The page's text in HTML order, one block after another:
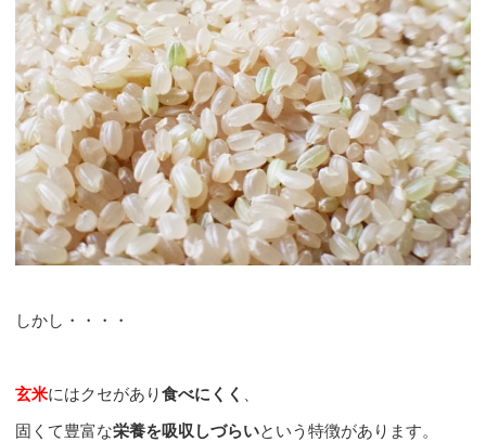
しかし・・・・
玄米にはクセがあり食べにくく
固くて豊富な栄養を吸収しづらいという特徴があります。